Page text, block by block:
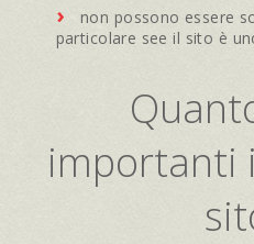
non possono essere
particolare see il sito è
importanti